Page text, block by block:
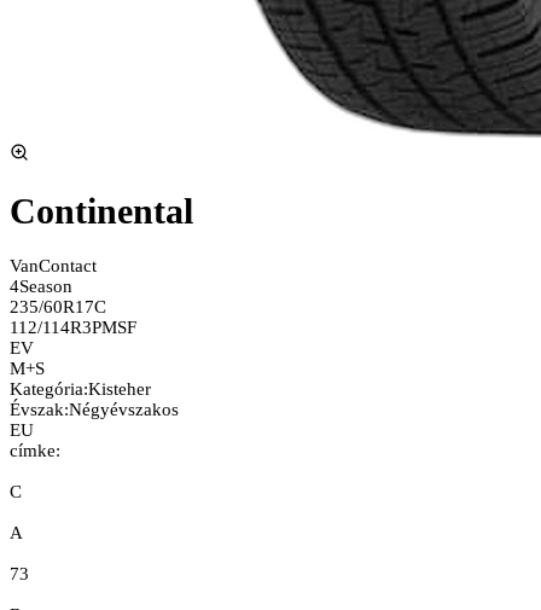
Continental
VanContact
4Season
235/60R17C
112/114R3PMSF
EV
M+S
Kategória:Kisteher
Évszak:Négyévszakos
EU
címke:
C
A
73